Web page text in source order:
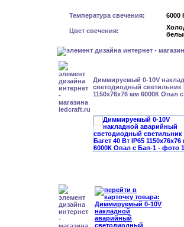
Температура свечения: 6000
Цвет свечения:
Диммируемый 0-10V
светодиодный светильник
1150x76x76 мм 6000К Опал